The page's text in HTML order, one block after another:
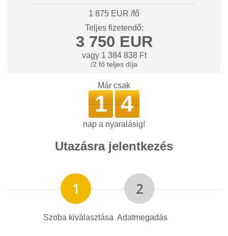
Már csak
1 4
nap a nyaralásig!
Utazásra jelentkezés
Szoba kiválasztása Adatmegadás
1 875 EUR /fő
Teljes fizetendő:
3 750 EUR
vagy 1 384 838 Ft
/2 fő teljes díja